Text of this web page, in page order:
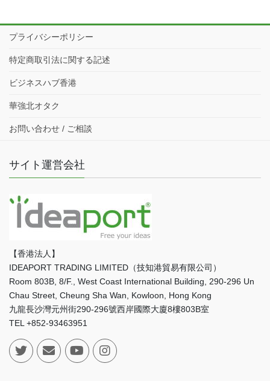
プライバシーポリシー
特定商取引法に関する記述
ビジネスハブ香港
華強北オタク
お問い合わせ / ご相談
サイト運営会社
【香港法人】
IDEAPORT TRADING LIMITED（技知港貿易有限公司）
Room 803B, 8/F., West Coast International Building, 290-296 Un
Chau Street, Cheung Sha Wan, Kowloon, Hong Kong
九龍長沙灣元州街290-296號西岸國際大廈8樓803B室
TEL +852-93463951